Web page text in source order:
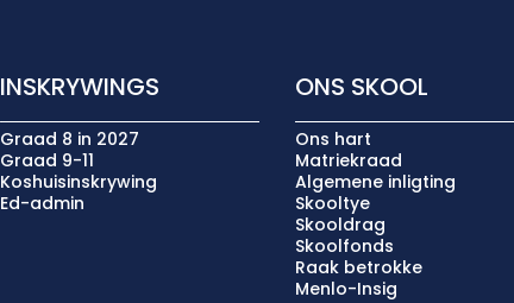
INSKRYWINGS
Graad 8 in 2027
Graad 9-11
Koshuisinskrywing
Ed-admin
ONS SKOOL
Ons hart
Matriekraad
Algemene inligting
Skooltye
Skooldrag
Skoolfonds
Raak betrokke
Menlo-Insig